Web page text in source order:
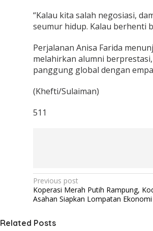
“Kalau kita salah negosiasi,
seumur hidup. Kalau berhenti
Perjalanan Anisa Farida
melahirkan alumni
panggung global dengan
(Khefti/Sulaiman)
511
P
o
t
Previous post
Koperasi Merah Putih Rampung,
Asahan Siapkan Lompatan
Related Posts